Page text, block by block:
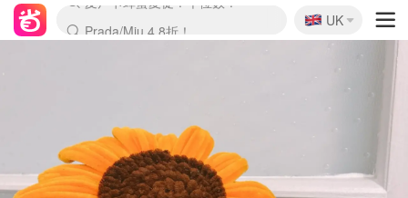
🇬🇧
UK